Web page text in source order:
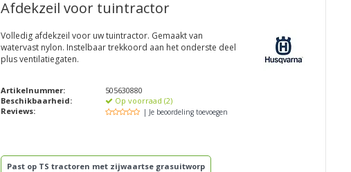
Afdekzeil voor tuintractor
Volledig afdekzeil voor uw tuintractor. Gemaakt van
watervast nylon. Instelbaar trekkoord aan het onderste deel
plus ventilatiegaten.
Artikelnummer:
505630880
Beschikbaarheid:
Op voorraad (2)
Reviews:
| Je beoordeling toevoegen
Past op TS tractoren met zijwaartse grasuitworp